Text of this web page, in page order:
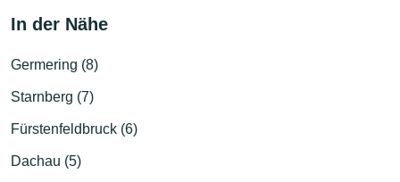
In der Nähe
Germering (8)
Starnberg (7)
Fürstenfeldbruck (6)
Dachau (5)